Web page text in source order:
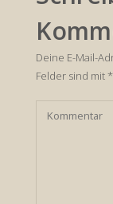
Deine E-Mail-
Felder sind mit*